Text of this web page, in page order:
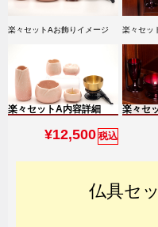
楽々セットAお飾りイメージ 楽々セッ
楽々セットA内容詳細 楽々セ
¥12,500 税込
仏具セ